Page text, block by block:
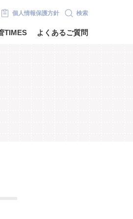
TIMES よくあるご質問
個人情報保護方針 検索